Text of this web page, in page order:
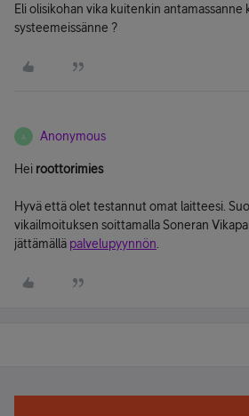
Eli olisikohan vika kuitenkin antamassanne
systeemeissänne ?
A Anonymous
Hei roottorimies
Hyvä että olet testannut omat laitteesi.
vikailmoituksen soittamalla Soneran
jättämällä palvelupyynnön